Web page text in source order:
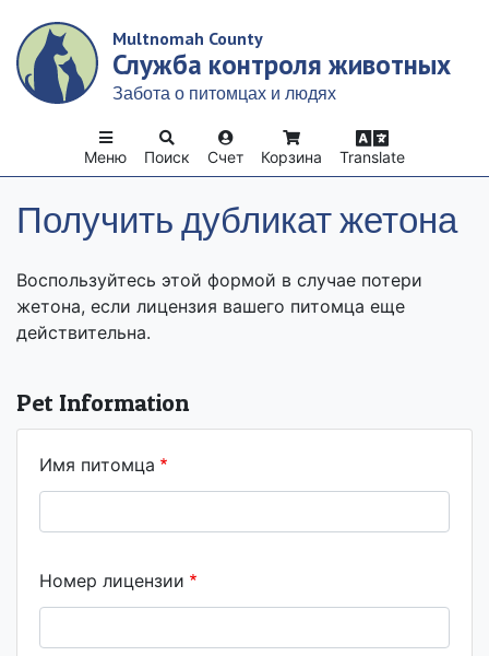
main
content
Multnomah County
Служба контроля животных
Забота о питомцах и людях
Поиск Счет Корзина Translate
Меню
Получить дубликат жетона
Воспользуйтесь этой формой в случае потери
жетона, если лицензия вашего питомца еще
действительна.
Pet Information
Имя питомца
Номер лицензии